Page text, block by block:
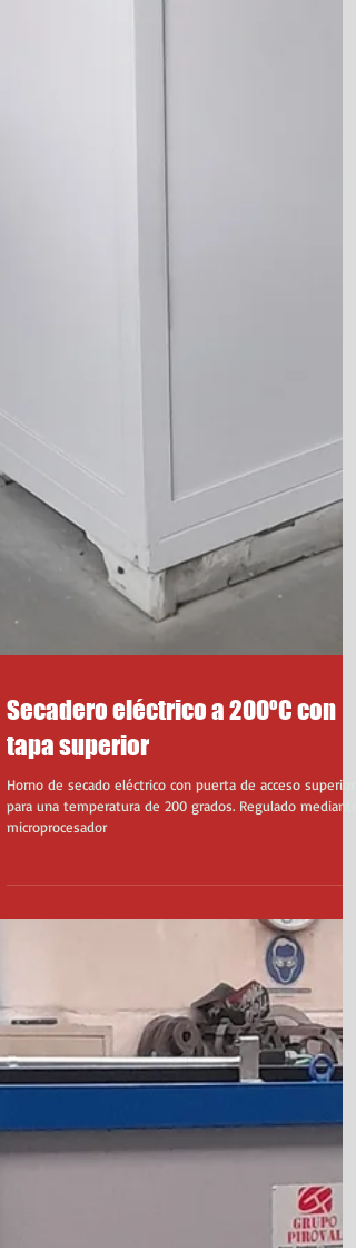
Secadero eléctrico a 200ºC con
tapa superior
Horno de secado eléctrico con puerta de acceso superior
para una temperatura de 200 grados. Regulado mediante